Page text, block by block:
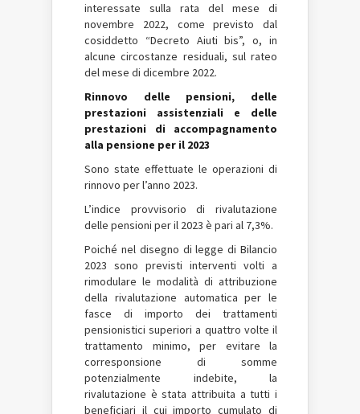
interessate sulla rata del mese di
novembre 2022, come previsto dal
cosiddetto “Decreto Aiuti bis”, o, in
alcune circostanze residuali, sul rateo
del mese di dicembre 2022.
Rinnovo delle pensioni, delle
prestazioni assistenziali e delle
prestazioni di accompagnamento
alla pensione per il 2023
Sono state effettuate le operazioni di
rinnovo per l’anno 2023.
L’indice provvisorio di rivalutazione
delle pensioni per il 2023 è pari al 7,3%.
Poiché nel disegno di legge di Bilancio
2023 sono previsti interventi volti a
rimodulare le modalità di attribuzione
della rivalutazione automatica per le
fasce di importo dei trattamenti
pensionistici superiori a quattro volte il
trattamento minimo, per evitare la
corresponsione di somme
potenzialmente indebite, la
rivalutazione è stata attribuita a tutti i
beneficiari il cui importo cumulato di